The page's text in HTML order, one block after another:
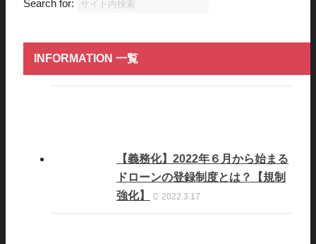
Search for:
INFORMATION 一覧
【義務化】2022年６月から始まる
ドローンの登録制度とは？【規制
強化】
2022.3.17